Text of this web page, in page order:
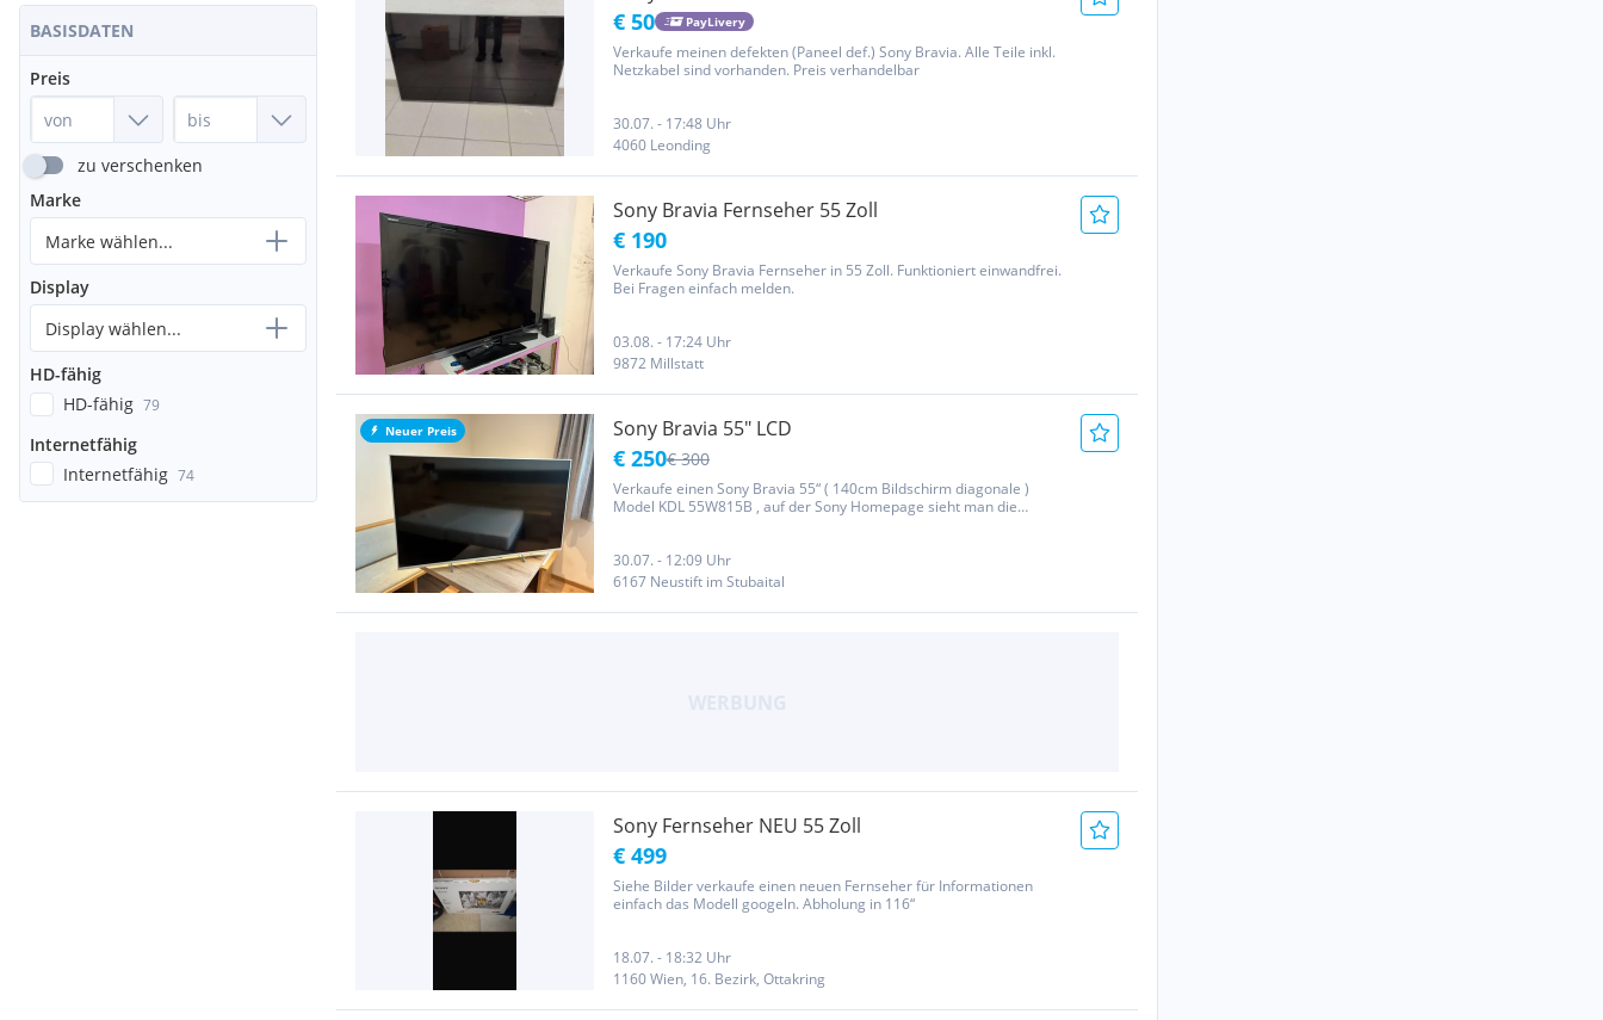
BASISDATEN
Preis
zu verschenken
Marke
Marke wählen...
Display
Display wählen...
HD-fähig
HD-fähig 79
Internetfähig
Internetfähig 74
€ 50 PayLivery
Verkaufe meinen defekten (Paneel def.) Sony Bravia. Alle Teile inkl.
Netzkabel sind vorhanden. Preis verhandelbar
30.07. - 17:48 Uhr
4060 Leonding
Sony Bravia Fernseher 55 Zoll
€ 190
Verkaufe Sony Bravia Fernseher in 55 Zoll. Funktioniert einwandfrei.
Bei Fragen einfach melden.
03.08. - 17:24 Uhr
9872 Millstatt
Neuer Preis Sony Bravia 55" LCD
€ 250€ 300
Verkaufe einen Sony Bravia 55“ ( 140cm Bildschirm diagonale )
Model KDL 55W815B , auf der Sony Homepage sieht man die
Man kann...
30.07. - 12:09 Uhr
6167 Neustift im Stubaital
Sony Fernseher NEU 55 Zoll
€ 499
Siehe Bilder verkaufe einen neuen Fernseher für Informationen
einfach das Modell googeln. Abholung in 116“
18.07. - 18:32 Uhr
1160 Wien, 16. Bezirk, Ottakring